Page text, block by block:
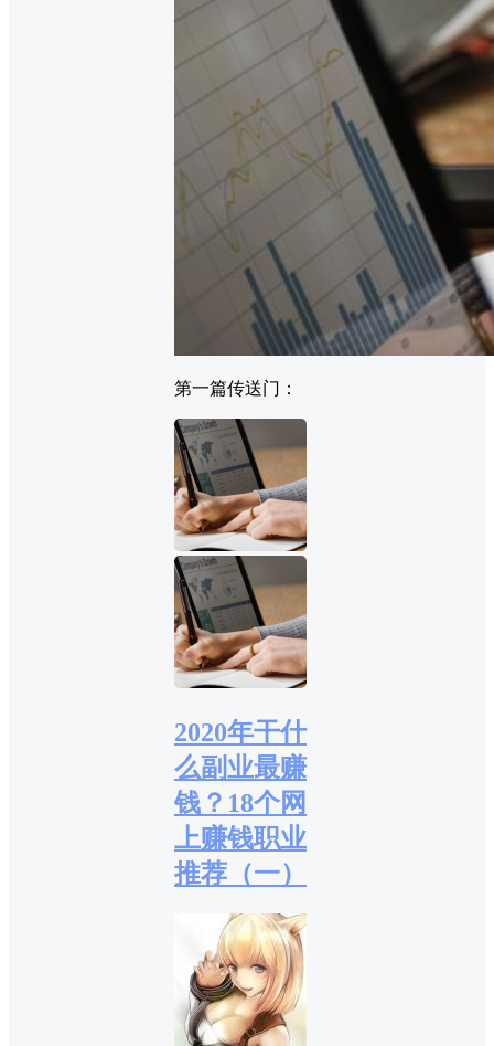
第一篇传送门：
2020年干什
么副业最赚
钱？18个网
上赚钱职业
推荐（一）